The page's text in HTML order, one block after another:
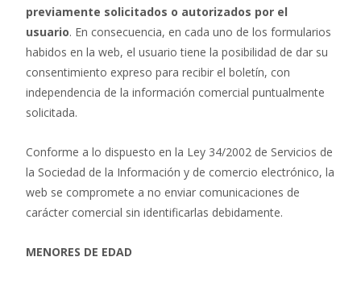
previamente solicitados o autorizados por el
usuario. En consecuencia, en cada uno de los formularios
habidos en la web, el usuario tiene la posibilidad de dar su
consentimiento expreso para recibir el boletín, con
independencia de la información comercial puntualmente
solicitada.
Conforme a lo dispuesto en la Ley 34/2002 de Servicios de
la Sociedad de la Información y de comercio electrónico, la
web se compromete a no enviar comunicaciones de
carácter comercial sin identificarlas debidamente.
MENORES DE EDAD